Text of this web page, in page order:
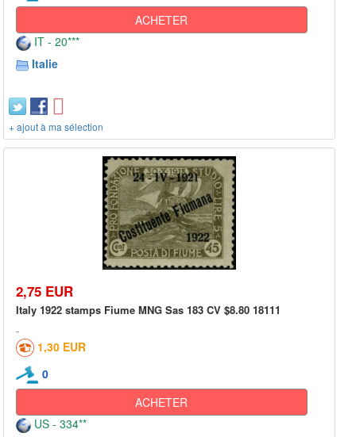
ACHETER
IT - 20***
Italie
+ ajout à ma sélection
2,75 EUR
Italy 1922 stamps Fiume MNG Sas 183 CV $8.80 18111
1,30 EUR
0
ACHETER
US - 334**